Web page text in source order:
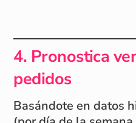
4. Pronostica
pedidos
Basándote en datos